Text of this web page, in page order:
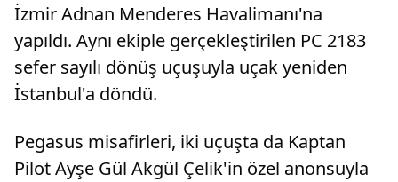
İzmir Adnan Menderes Havalimanı'na
yapıldı. Aynı ekiple gerçekleştirilen PC 2183
sefer sayılı dönüş uçuşuyla uçak yeniden
İstanbul'a döndü.
Pegasus misafirleri, iki uçuşta da Kaptan
Pilot Ayşe Gül Akgül Çelik'in özel anonsuyla